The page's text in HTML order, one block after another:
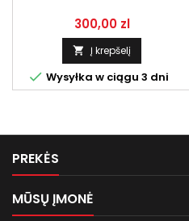
Kaina
300,00 zl
 Į krepšelį
 Wysyłka w ciągu 3 dni
PREKĖS
MŪSŲ ĮMONĖ